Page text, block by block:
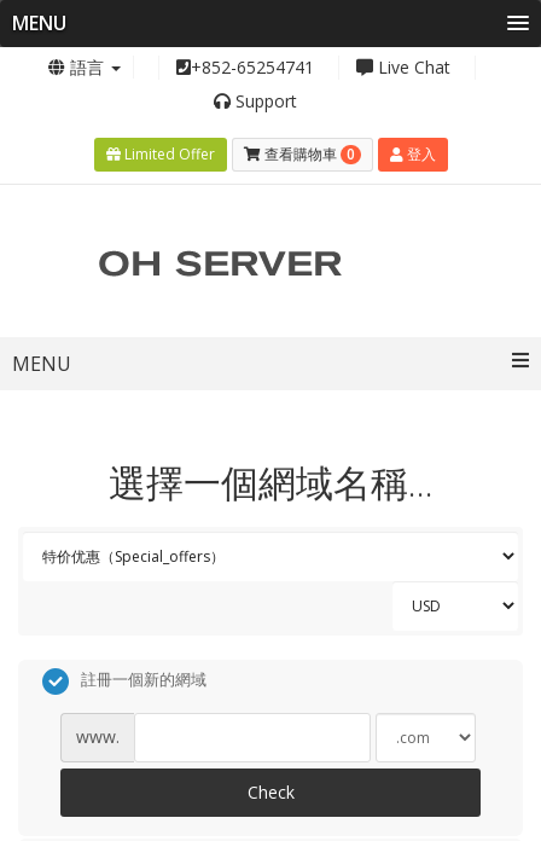
MENU
語言 +852-65254741
Live Chat
Support
Limited Offer 查看購物車 0 登入
MENU
選擇一個網域名稱...
註冊一個新的網域
www.
Check